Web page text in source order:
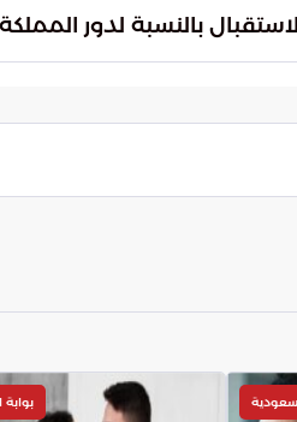
المعتمدين لدى
بالنسبة لدور